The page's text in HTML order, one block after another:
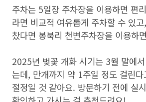
주차는 5일장 주차장을 이용하면 편
라면 비교적 여유롭게 주차할 수 있
찼다면 봉북리 천변주차장을 이용하
2025년 벚꽃 개화 시기는 3월 말에
는데, 만개까지 약 1주일 정도 걸린
절정일 것 같아요. 방문하기 전에 실